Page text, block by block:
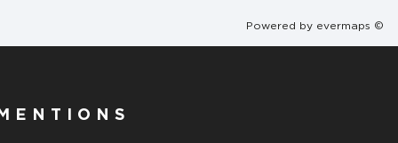
Powered by evermaps ©